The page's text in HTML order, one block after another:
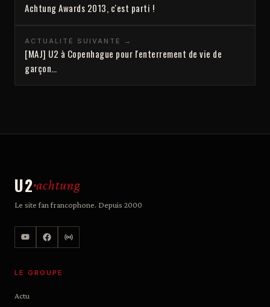
Achtung Awards 2013, c'est parti !
ACTUALITÉ SUIVANTE →
[MAJ] U2 à Copenhague pour l'enterrement de vie de
garçon…
U2 achtung
Le site fan francophone. Depuis 2000
LE GROUPE
Actu